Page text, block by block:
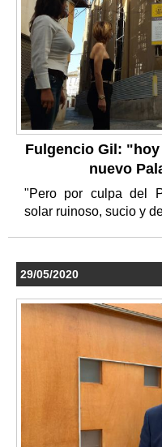
Fulgencio Gil:
nuevo
"Pero por culpa del
solar ruinoso, sucio y
29/05/2020